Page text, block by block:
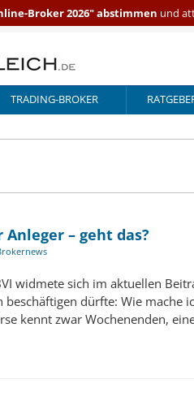
TRADING-BROKER
– geht das?
widmete sich im aktuellen
dürfte: Wie mache
kennt zwar Wochenenden,
Broker 2026" abstimmen und